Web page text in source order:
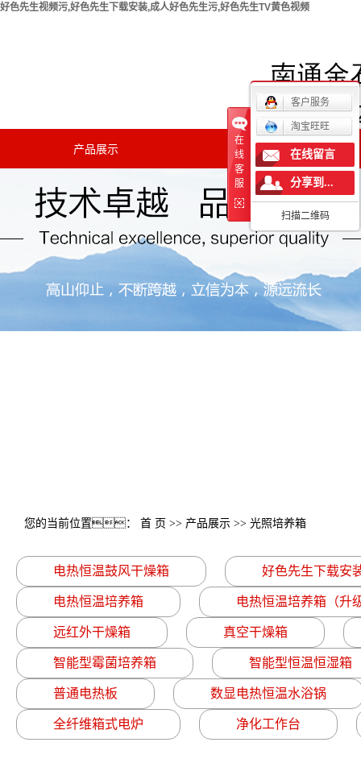
好色先生视频污,好色先生下载安装,成人好色先生污,好色先生TV黄色视频
产品展示 新闻中心
公司新闻
行业新闻
您的当前位置： 首 页 >> 产品展示 >> 光照培养箱
电热恒温鼓风干燥箱 好色先生下载安
电热恒温培养箱 电热恒温培养箱（升
远红外干燥箱 真空干燥箱
智能型霉菌培养箱 智能型恒温恒湿箱
普通电热板 数显电热恒温水浴锅
全纤维箱式电炉 净化工作台
在
线
客
服
客户服务
淘宝旺旺
在线留言
分享到...
扫描二维码